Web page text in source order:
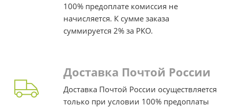
100% предоплате комиссия не
начисляется. К сумме заказа
суммируется 2% за РКО.
Доставка Почтой России
Доставка Почтой России осуществляется
только при условии 100% предоплаты